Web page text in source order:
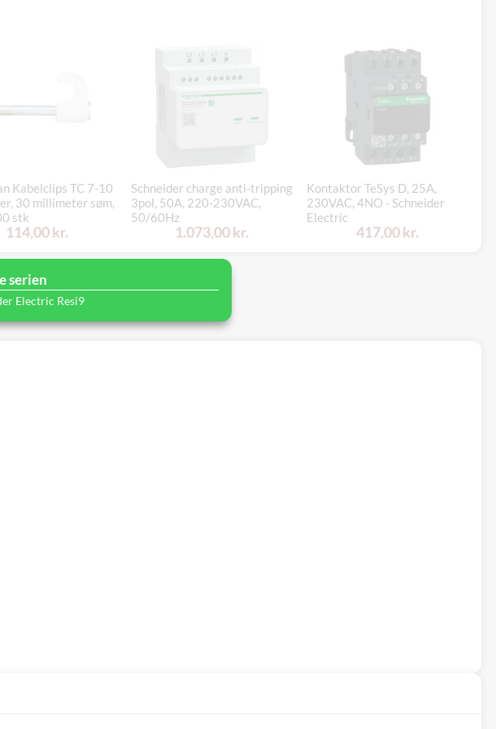
Kabelclips TC 7-10
30 millimeter søm,
stk
114,00 kr.
Schneider charge anti-tripping
3pol, 50A, 220-230VAC,
50/60Hz
1.073,00 kr.
Kontaktor TeSys D, 25A,
230VAC, 4NO - Schneider
Electric
417,00 kr.
serien
Electric Resi9